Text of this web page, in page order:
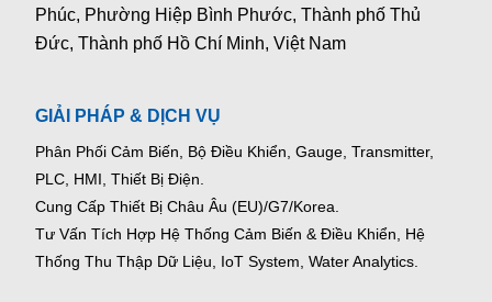
Phúc, Phường Hiệp Bình Phước, Thành phố Thủ
Đức, Thành phố Hồ Chí Minh, Việt Nam
GIẢI PHÁP & DỊCH VỤ
Phân Phối Cảm Biến, Bộ Điều Khiển, Gauge, Transmitter,
PLC, HMI, Thiết Bị Điện.
Cung Cấp Thiết Bị Châu Âu (EU)/G7/Korea.
Tư Vấn Tích Hợp Hệ Thống Cảm Biến & Điều Khiển, Hệ
Thống Thu Thập Dữ Liệu, IoT System, Water Analytics.